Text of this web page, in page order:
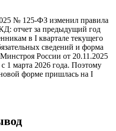
№ 125-ФЗ изменил правила
отчет за предыдущий год
в I квартале текущего
сведений и форма
России от 20.11.2025
1 марта 2026 года. Поэтому
форме пришлась на I